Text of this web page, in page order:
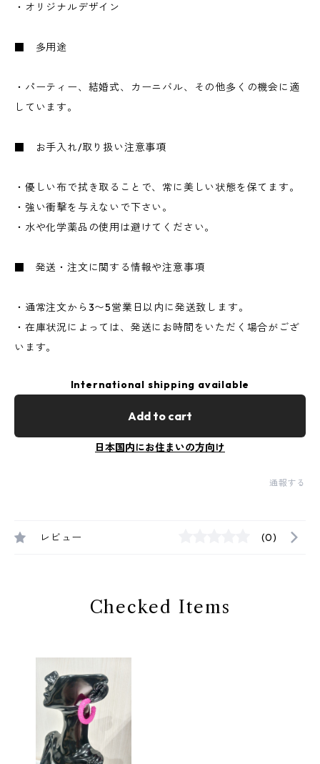
・オリジナルデザイン
■ 多用途
・パーティー、結婚式、カーニバル、その他多くの機会に適
しています。
■ お手入れ/取り扱い注意事項
・優しい布で拭き取ることで、常に美しい状態を保てます。
・強い衝撃を与えないで下さい。
・水や化学薬品の使用は避けてください。
■ 発送・注文に関する情報や注意事項
・通常注文から3〜5営業日以内に発送致します。
・在庫状況によっては、発送にお時間をいただく場合がござ
います。
International shipping available
Add to cart
日本国内にお住まいの方向け
通報する
レビュー (0)
Checked Items